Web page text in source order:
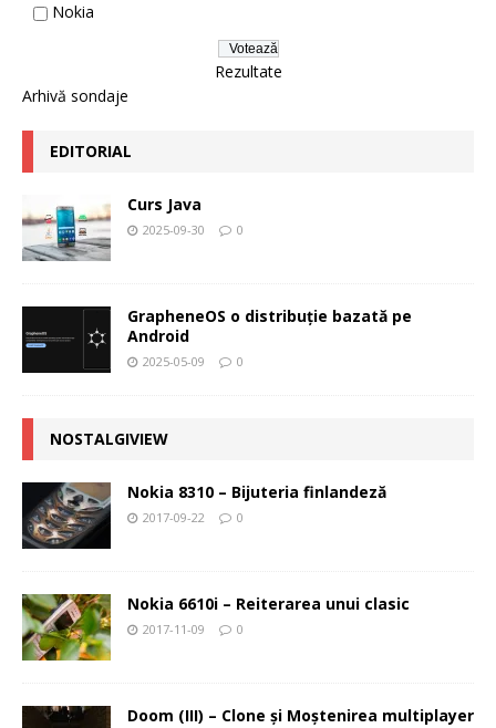
Nokia
Rezultate
Arhivă sondaje
EDITORIAL
Curs Java
2025-09-30 0
GrapheneOS o distribuție bazată pe
Android
2025-05-09 0
NOSTALGIVIEW
Nokia 8310 – Bijuteria finlandeză
2017-09-22 0
Nokia 6610i – Reiterarea unui clasic
2017-11-09 0
Doom (III) – Clone şi Moştenirea multiplayer